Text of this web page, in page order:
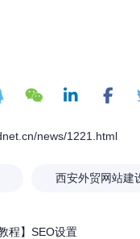
news/1221.html
西安外贸网站建
程】SEO设置